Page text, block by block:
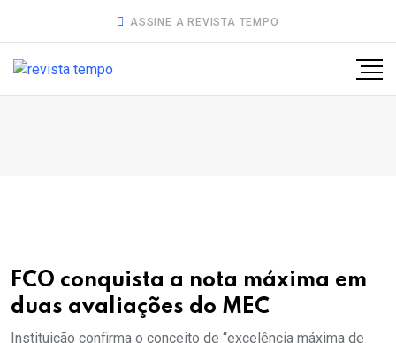
ASSINE A REVISTA TEMPO
FCO conquista a nota máxima em
duas avaliações do MEC
Instituição confirma o conceito de “excelência máxima de